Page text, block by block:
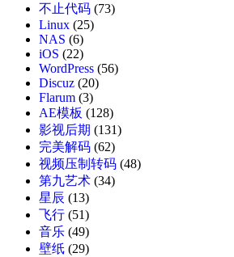
不止代码 (73)
Linux (25)
NAS (6)
iOS (22)
WordPress (56)
Discuz (20)
Flarum (3)
AE模板 (128)
影视后期 (131)
完美解码 (62)
视频压制转码 (48)
第九艺术 (34)
星辰 (13)
飞行 (51)
音乐 (49)
壁纸 (29)